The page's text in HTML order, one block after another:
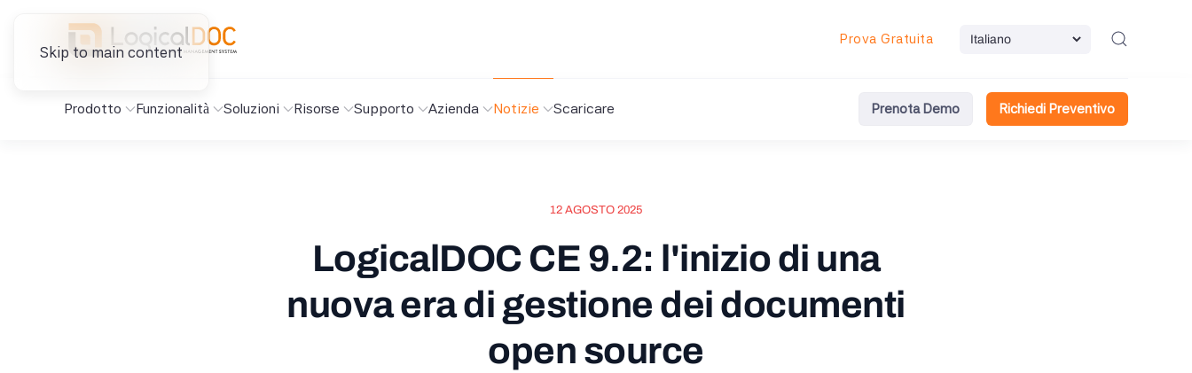
Skip to main content
Prova Gratuita
Prodotto Funzionalità Soluzioni Risorse Supporto Azienda Notizie Scaricare Prenota Demo Richiedi Preventivo
12 AGOSTO 2025
LogicalDOC CE 9.2: l'inizio di una
nuova era di gestione dei documenti
open source